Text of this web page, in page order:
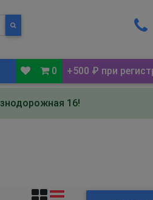
0 +500 ₽ при
16!